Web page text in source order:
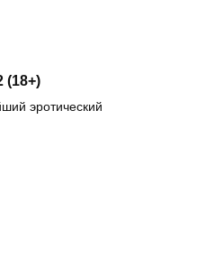
(18+)
эротический